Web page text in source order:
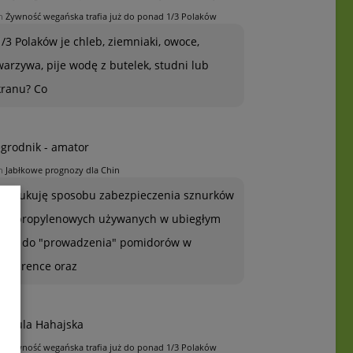
Żywność wegańska trafia już do ponad 1/3 Polaków
3 Polaków je chleb, ziemniaki, owoce,
pije wodę z butelek, studni lub
Co
- amator
Jabłkowe prognozy dla Chin
Poszukuję sposobu zabezpieczenia sznurków
polipropylenowych używanych w ubiegłym
roku do "prowadzenia" pomidorów w
szklarence oraz
Urszula Hahajska
Żywność wegańska trafia już do ponad 1/3 Polaków